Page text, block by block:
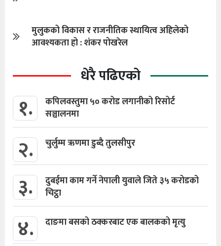
मुलुकको विकास र राजनीतिक स्थायित्व अहिलेको
आवश्यकता हो : शंकर पोखरेल
धेरै पढिएको
१.
कपिलवस्तुमा ५० करोड लगानीको रिसोर्ट
सञ्चालनमा
२. चुर्लुम्म ऋणमा डुब्दै तुलसीपुर
३.
दुबईमा काम गर्ने नेपाली युवाले जिते ३५ करोडको
चिट्ठा
४. दाङमा बसको ठक्करबाट एक बालकको मृत्यु